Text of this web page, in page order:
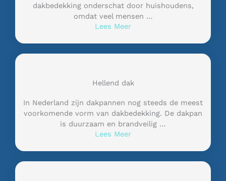
dakbedekking onderschat door huishoudens,
omdat veel mensen …
Lees Meer
Hellend dak
In Nederland zijn dakpannen nog steeds de meest
voorkomende vorm van dakbedekking. De dakpan
is duurzaam en brandveilig …
Lees Meer